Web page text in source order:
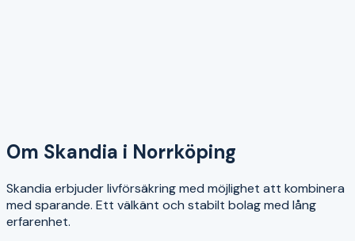
Om Skandia i Norrköping
Skandia erbjuder livförsäkring med möjlighet att kombinera
med sparande. Ett välkänt och stabilt bolag med lång
erfarenhet.